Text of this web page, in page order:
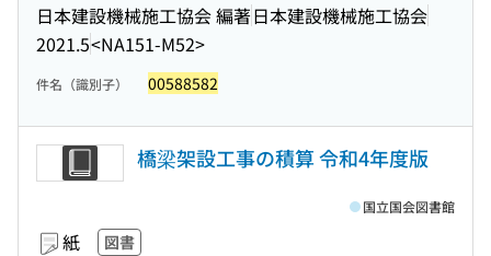
日本建設機械施工協会 編著日本建設機械施工協会
2021.5<NA151-M52>
件名（識別子） 00588582
橋梁架設工事の積算 令和4年度版
紙 図書
国立国会図書館